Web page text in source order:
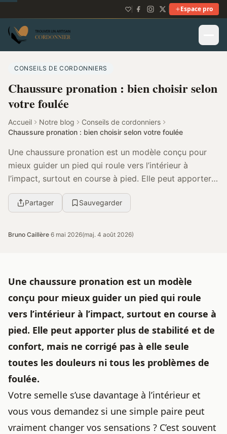
Espace pro
CONSEILS DE CORDONNIERS
Chaussure pronation : bien choisir selon
votre foulée
Accueil Notre blog
Conseils de cordonniers
Chaussure pronation : bien choisir selon votre foulée
Une chaussure pronation est un modèle conçu pour
mieux guider un pied qui roule vers l’intérieur à
l’impact, surtout en course à pied. Elle peut apporter
plus de stabilité et de confort, mais ne corri...
Partager Sauvegarder
Bruno Caillère·6 mai 2026(maj. 4 août 2026)
Une chaussure pronation est un modèle
conçu pour mieux guider un pied qui roule
vers l’intérieur à l’impact, surtout en course à
pied. Elle peut apporter plus de stabilité et de
confort, mais ne corrigé pas à elle seule
toutes les douleurs ni tous les problèmes de
foulée.
Votre semelle s’use davantage à l’intérieur et
vous vous demandez si une simple paire peut
vraiment changer vos sensations ? C’est souvent